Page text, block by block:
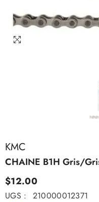
KMC
CHAINE B1H Gris/
$12.00
UGS :
210000012371